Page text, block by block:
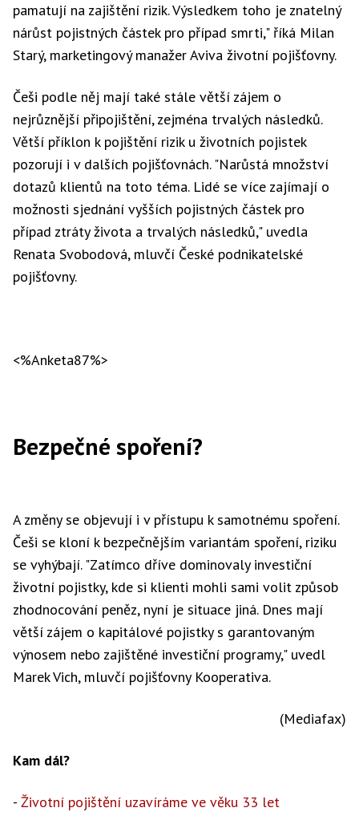
pamatují na zajištění rizik. Výsledkem toho je znatelný
nárůst pojistných částek pro případ smrti," říká Milan
Starý, marketingový manažer Aviva životní pojišťovny.
Češi podle něj mají také stále větší zájem o
nejrůznější připojištění, zejména trvalých následků.
Větší příklon k pojištění rizik u životních pojistek
pozorují i v dalších pojišťovnách. "Narůstá množství
dotazů klientů na toto téma. Lidé se více zajímají o
možnosti sjednání vyšších pojistných částek pro
případ ztráty života a trvalých následků," uvedla
Renata Svobodová, mluvčí České podnikatelské
pojišťovny.
<%Anketa87%>
Bezpečné spoření?
A změny se objevují i v přístupu k samotnému spoření.
Češi se kloní k bezpečnějším variantám spoření, riziku
se vyhýbají. "Zatímco dříve dominovaly investiční
životní pojistky, kde si klienti mohli sami volit způsob
zhodnocování peněz, nyní je situace jiná. Dnes mají
větší zájem o kapitálové pojistky s garantovaným
výnosem nebo zajištěné investiční programy," uvedl
Marek Vich, mluvčí pojišťovny Kooperativa.
(Mediafax)
Kam dál?
- Životní pojištění uzavíráme ve věku 33 let